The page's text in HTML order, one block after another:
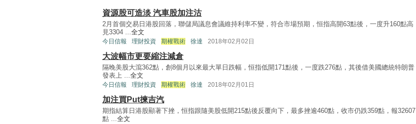
資源股可造淡 汽車股加注沽
2月首個交易日港股回落，聯儲局議息會議維持利率不變，符合市場預期，恒指高開63點後，一度升160點高
見3304 ...全文
今日信報 理財投資 期權戰術 徐達 2018年02月02日
大波幅市更要縮注減倉
隔晚美股大瀉362點，創8個月以來最大單日跌幅，恒指低開171點後，一度跌276點，其後借美國總統特朗普
發表上 ...全文
今日信報 理財投資 期權戰術 徐達 2018年02月01日
加注買Put揀吉汽
期指結算日港股顯著下挫，恒指跟隨美股低開215點後反覆向下，最多挫逾460點，收市仍跌359點，報32607
點 ...全文